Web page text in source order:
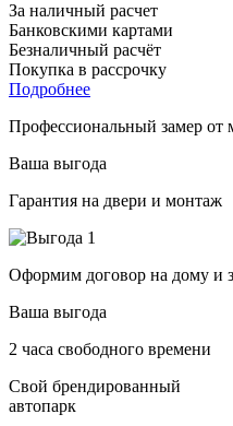
За наличный расчет
Банковскими картами
Безналичный расчёт
Покупка в рассрочку
Подробнее
Профессиональный замер от
Ваша выгода
Гарантия на двери и монтаж
Оформим договор на дому и
Ваша выгода
2 часа свободного времени
Свой брендированный
автопарк